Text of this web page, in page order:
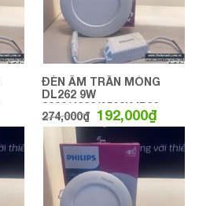
ĐÈN ÂM TRẦN MỎNG
DL262 9W
3000/4000/6500K IP20
D125-130 PHILIPS
274,000₫ 192,000₫